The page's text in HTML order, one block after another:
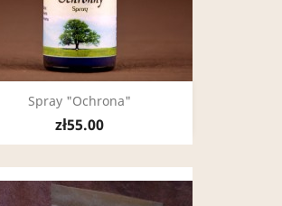
Spray "Ochrona"
zł55.00